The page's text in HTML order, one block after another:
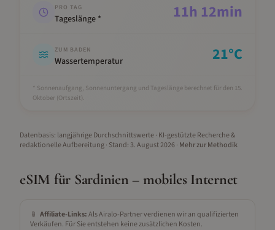
PRO TAG
Tageslänge * 11h 12min
ZUM BADEN
Wassertemperatur 21°C
* Sonnenaufgang, Sonnenuntergang und Tageslänge berechnet für den 15.
Oktober (Ortszeit).
Datenbasis: langjährige Durchschnittswerte · KI-gestützte Recherche &
redaktionelle Aufbereitung· Stand: 3. August 2026· Mehr zur Methodik
eSIM für Sardinien – mobiles Internet
📱 Affiliate-Links:Als Airalo-Partner verdienen wir an qualifizierten
Verkäufen. Für Sie entstehen keine zusätzlichen Kosten.